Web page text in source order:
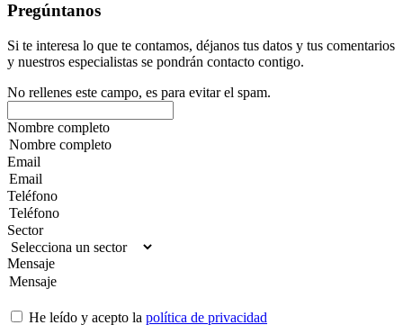
Pregúntanos
Si te interesa lo que te contamos, déjanos tus datos y tus comentarios
y nuestros especialistas se pondrán contacto contigo.
No rellenes este campo, es para evitar el spam.
Nombre completo
Email
Teléfono
Sector
Mensaje
He leído y acepto la política de privacidad